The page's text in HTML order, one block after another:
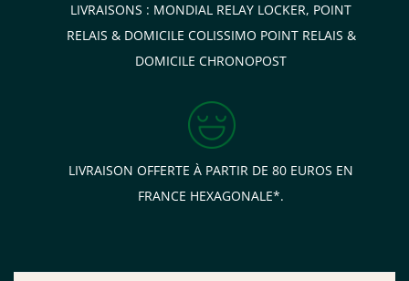
LIVRAISONS : MONDIAL RELAY LOCKER, POINT
RELAIS & DOMICILE COLISSIMO POINT RELAIS &
DOMICILE CHRONOPOST
LIVRAISON OFFERTE À PARTIR DE 80 EUROS EN
FRANCE HEXAGONALE*.